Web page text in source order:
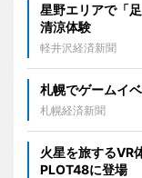
星野エリアで「
清涼体験
軽井沢経済新聞
札幌でゲームイ
札幌経済新聞
火星を旅する
PLOT48に登場